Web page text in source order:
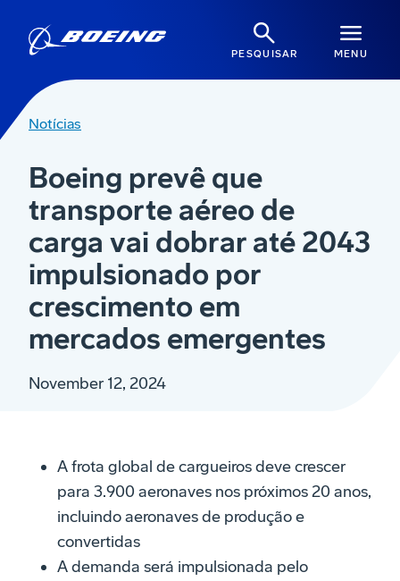
PESQUISAR MENU
Notícias
Boeing prevê que
transporte aéreo de
carga vai dobrar até 2043
impulsionado por
crescimento em
mercados emergentes
November 12, 2024
A frota global de cargueiros deve crescer
para 3.900 aeronaves nos próximos 20 anos,
incluindo aeronaves de produção e
convertidas
A demanda será impulsionada pelo